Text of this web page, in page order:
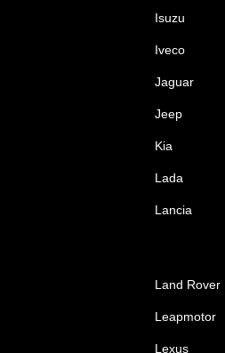
Isuzu
Iveco
Jaguar
Jeep
Kia
Lada
Lancia
Land Rover
Leapmotor
Lexus